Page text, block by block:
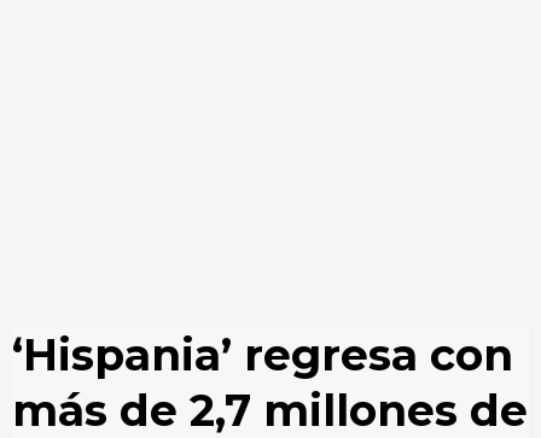
‘Hispania’ regresa con
más de 2,7 millones de